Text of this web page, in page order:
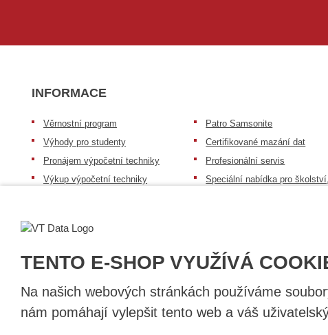
TENTO E-SHOP VYUŽÍVÁ
Na našich webových stránkách používáme
nám pomáhají vylepšit tento web a váš
INFORMACE
Věrnostní program
Výhody pro studenty
Pronájem výpočetní techniky
Výkup výpočetní techniky
Patro baterie mobile energy
Patro Samsonite
Certifikované mazání dat
Profesionální servis
Speciální nabídka pro školství,